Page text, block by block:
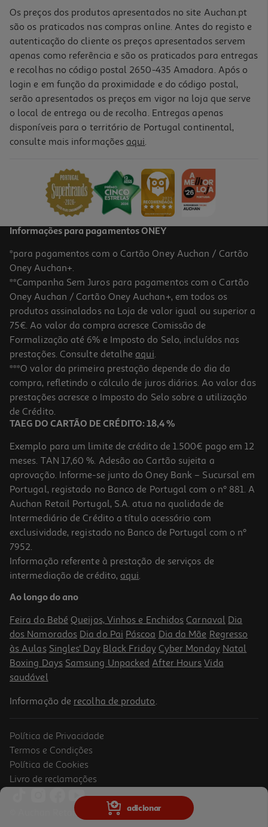
adicionar
-20%
Desodorizante Uriage Roll-On Forte 50ml
Price reduced from
11,54 €
5.0
Desodorizante Roc Keops Roll On Sensitive 30ml
466.33 €/Lt
13,99 €
Desodorizante Vichy Stress Resist 72h Roll On 50ml
250 €/Lt
12,50 €
Desodorizante Vichy Homme Roll On 72h 50ml
Os preços dos produtos apresentados no site Auchan.pt
são os praticados nas compras online. Antes do registo e
autenticação do cliente os preços apresentados servem
apenas como referência e são os praticados para entregas
e recolhas no código postal 2650-435 Amadora. Após o
login e em função da proximidade e do código postal,
serão apresentados os preços em vigor na loja que serve
o local de entrega ou de recolha. Entregas apenas
disponíveis para o território de Portugal continental,
consulte mais informações aqui.
Informações para pagamentos ONEY
*para pagamentos com o Cartão Oney Auchan / Cartão
Oney Auchan+.
**Campanha Sem Juros para pagamentos com o Cartão
Oney Auchan / Cartão Oney Auchan+, em todos os
produtos assinalados na Loja de valor igual ou superior a
75€. Ao valor da compra acresce Comissão de
Formalização até 6% e Imposto do Selo, incluídos nas
prestações. Consulte detalhe aqui.
***O valor da primeira prestação depende do dia da
compra, refletindo o cálculo de juros diários. Ao valor das
prestações acresce o Imposto do Selo sobre a utilização
de Crédito.
TAEG DO CARTÃO DE CRÉDITO: 18,4 %
Exemplo para um limite de crédito de 1.500€ pago em 12
meses. TAN 17,60 %. Adesão ao Cartão sujeita a
aprovação. Informe-se junto do Oney Bank – Sucursal em
Portugal, registado no Banco de Portugal com o nº 881. A
Auchan Retail Portugal, S.A. atua na qualidade de
Intermediário de Crédito a título acessório com
exclusividade, registado no Banco de Portugal com o nº
7952.
Informação referente à prestação de serviços de
intermediação de crédito, aqui.
Ao longo do ano
Feira do Bebé Queijos, Vinhos e Enchidos Carnaval Dia
dos Namorados Dia do Pai Páscoa Dia da Mãe Regresso
às Aulas Singles' Day Black Friday Cyber Monday Natal
Boxing Days Samsung Unpacked After Hours Vida
saudável
Informação de recolha de produto.
Política de Privacidade
Termos e Condições
Política de Cookies
Livro de reclamações
© Auchan Retail Portugal